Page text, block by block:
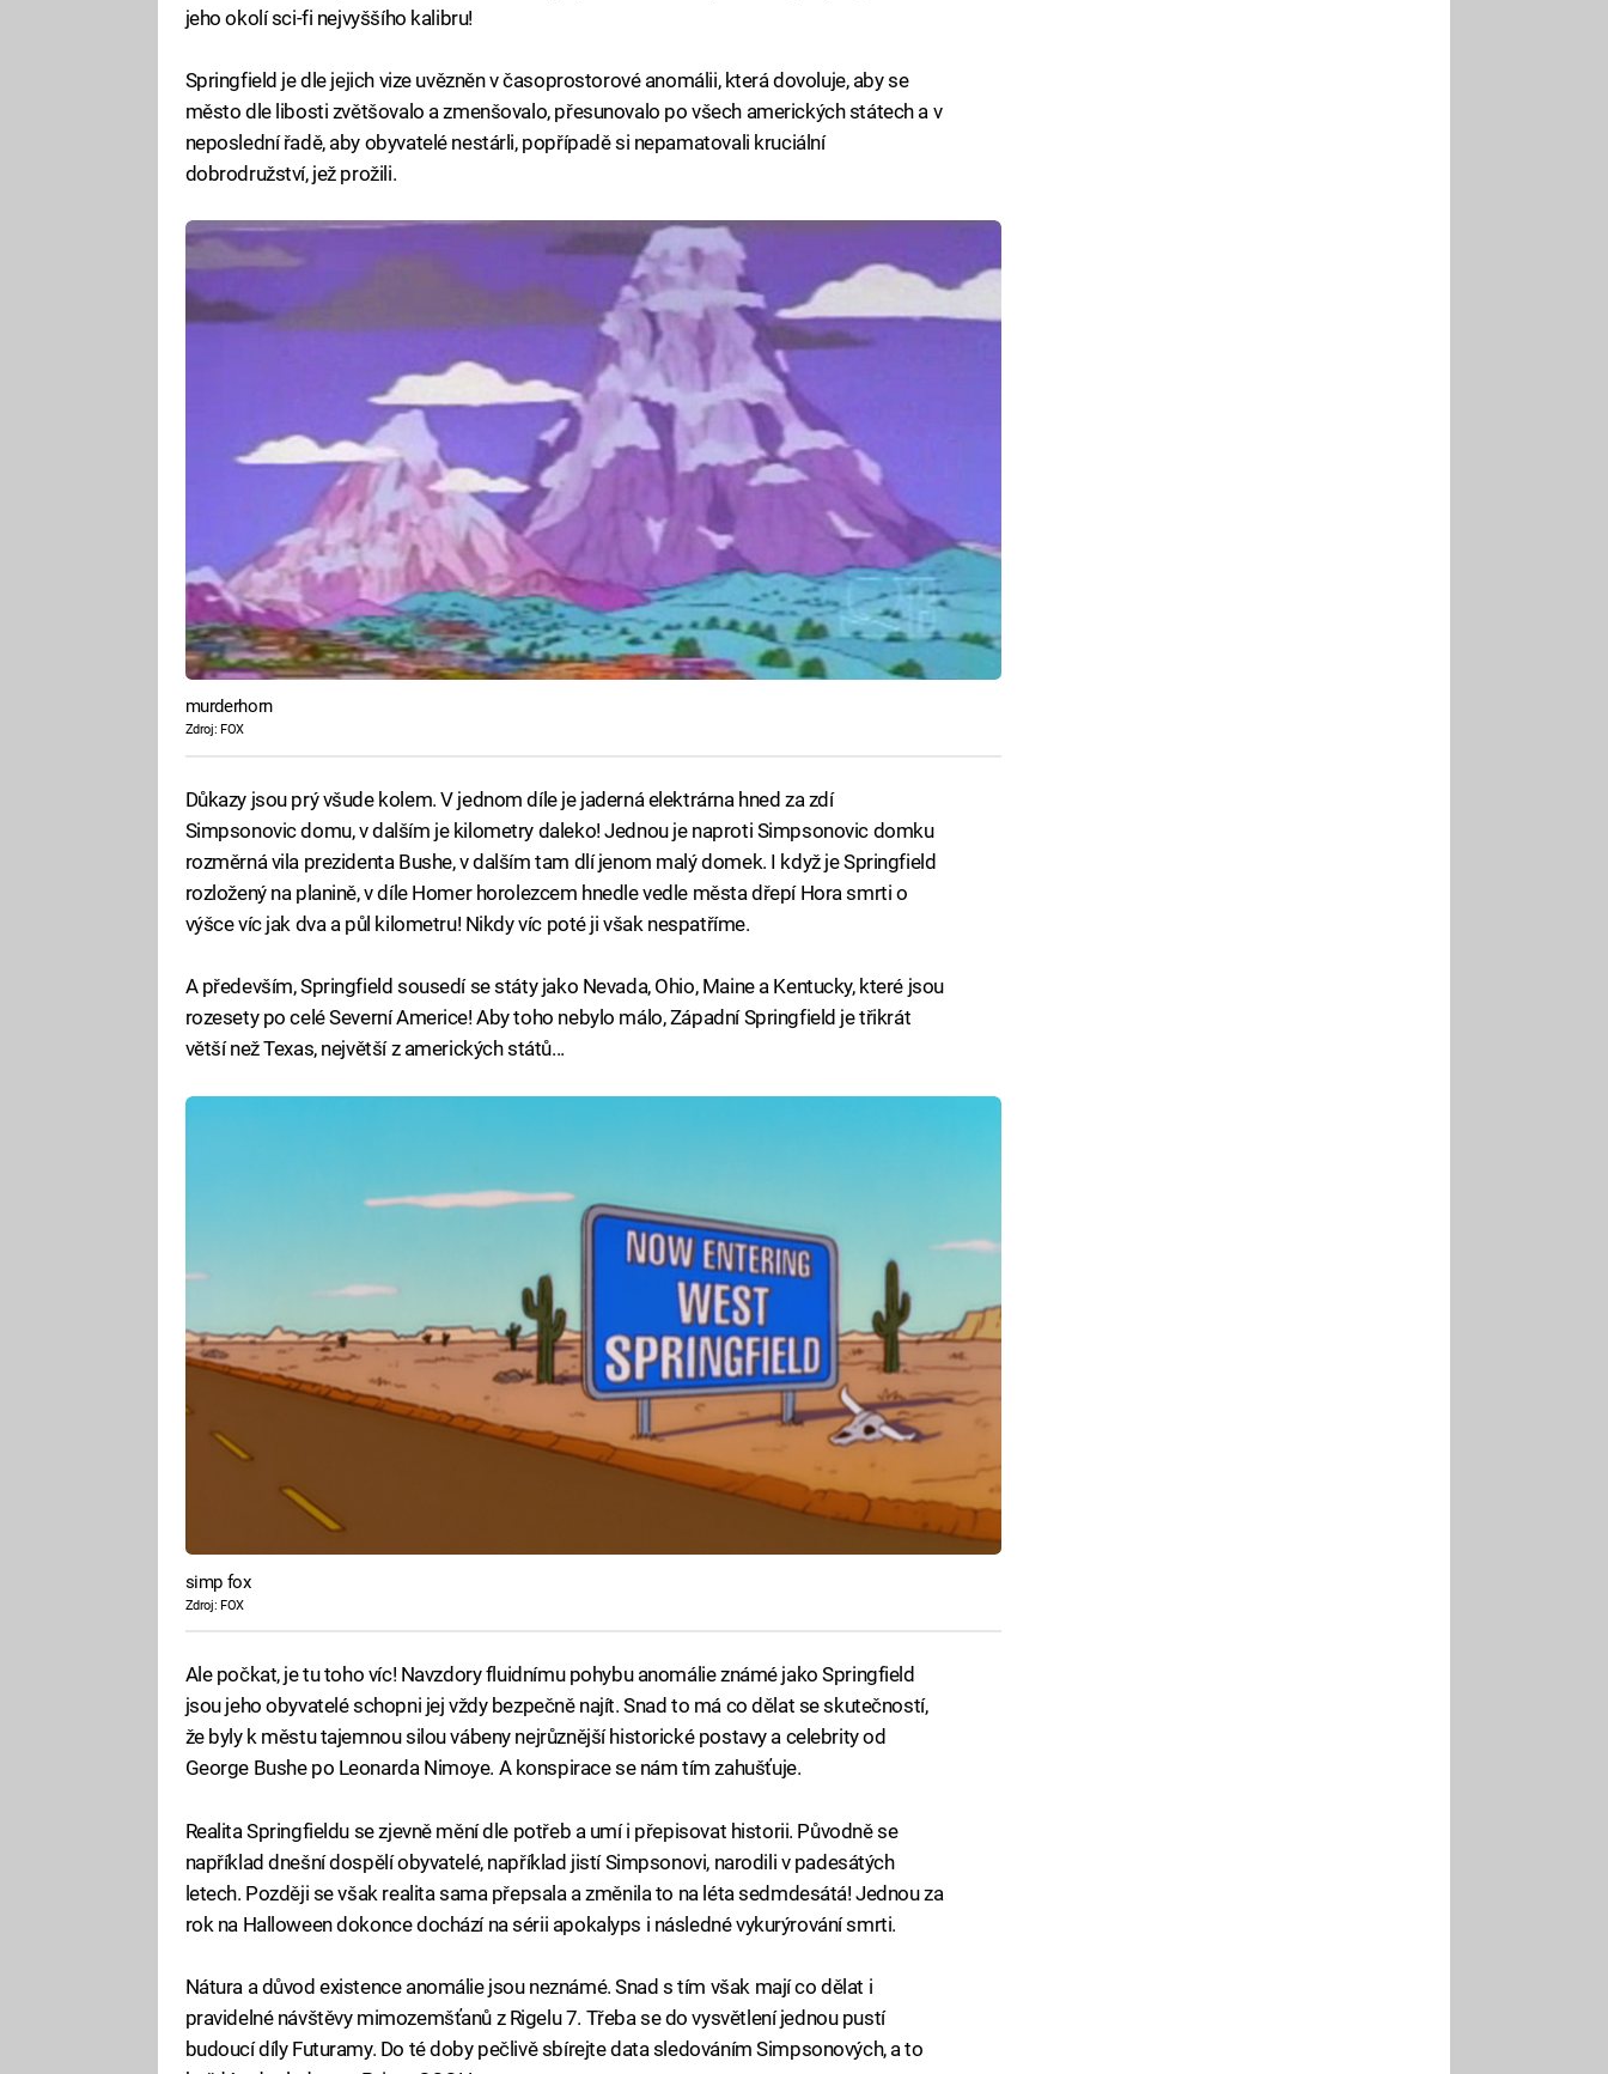
jeho okolí sci-fi nejvyššího kalibru!
Springfield je dle jejich vize uvězněn v časoprostorové anomálii, která dovoluje, aby se
město dle libosti zvětšovalo a zmenšovalo, přesunovalo po všech amerických státech a v
neposlední řadě, aby obyvatelé nestárli, popřípadě si nepamatovali kruciální
dobrodružství, jež prožili.
murderhorn
Zdroj: FOX
Důkazy jsou prý všude kolem. V jednom díle je jaderná elektrárna hned za zdí
Simpsonovic domu, v dalším je kilometry daleko! Jednou je naproti Simpsonovic domku
rozměrná vila prezidenta Bushe, v dalším tam dlí jenom malý domek. I když je Springfield
rozložený na planině, v díle Homer horolezcem hnedle vedle města dřepí Hora smrti o
výšce víc jak dva a půl kilometru! Nikdy víc poté ji však nespatříme.
A především, Springfield sousedí se státy jako Nevada, Ohio, Maine a Kentucky, které jsou
rozesety po celé Severní Americe! Aby toho nebylo málo, Západní Springfield je třikrát
větší než Texas, největší z amerických států...
simp fox
Zdroj: FOX
Ale počkat, je tu toho víc! Navzdory fluidnímu pohybu anomálie známé jako Springfield
jsou jeho obyvatelé schopni jej vždy bezpečně najít. Snad to má co dělat se skutečností,
že byly k městu tajemnou silou vábeny nejrůznější historické postavy a celebrity od
George Bushe po Leonarda Nimoye. A konspirace se nám tím zahušťuje.
Realita Springfieldu se zjevně mění dle potřeb a umí i přepisovat historii. Původně se
například dnešní dospělí obyvatelé, například jistí Simpsonovi, narodili v padesátých
letech. Později se však realita sama přepsala a změnila to na léta sedmdesátá! Jednou za
rok na Halloween dokonce dochází na sérii apokalyps i následné vykurýrování smrti.
Nátura a důvod existence anomálie jsou neznámé. Snad s tím však mají co dělat i
pravidelné návštěvy mimozemšťanů z Rigelu 7. Třeba se do vysvětlení jednou pustí
budoucí díly Futuramy. Do té doby pečlivě sbírejte data sledováním Simpsonových, a to